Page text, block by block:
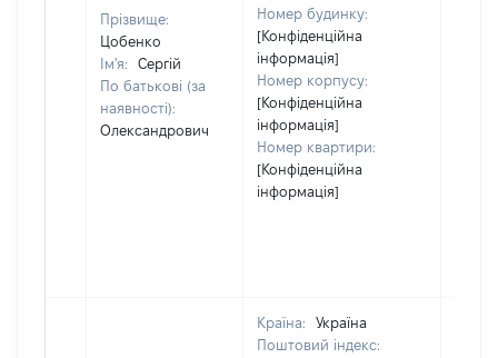
Прізвище:
Цобенко
Ім'я:
Сергій
По батькові (за
наявності):
Олександрович
Номер будинку:
[Конфіденційна
інформація]
Номер корпусу:
[Конфіденційна
інформація]
Номер квартири:
[Конфіденційна
інформація]
Країна:
Україна
Поштовий індекс: